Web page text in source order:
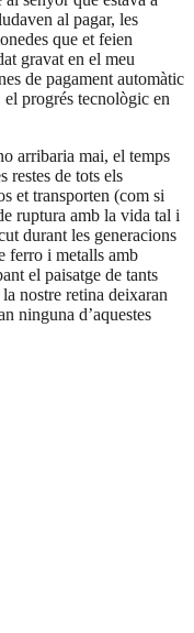
al pagar, les
que et feien
gravat en el meu
de pagament automàtic
progrés tecnològic en
arribaria mai, el temps
restes de tots els
et transporten (com si
ruptura amb la vida tal i
durant les generacions
ferro i metalls amb
el paisatge de tants
nostre retina deixaran
ninguna d’aquestes